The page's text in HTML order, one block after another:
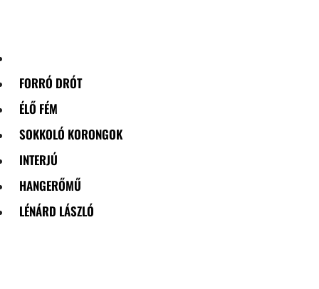
FORRÓ DRÓT
ÉLŐ FÉM
SOKKOLÓ KORONGOK
INTERJÚ
HANGERŐMŰ
LÉNÁRD LÁSZLÓ